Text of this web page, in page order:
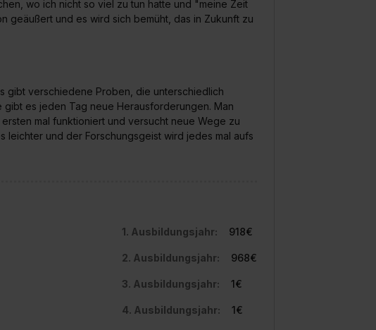
widerrufen. Weitere Informationen zu den einzelnen Cookies findest
Informationen:Datenschutzerklärung,Impressum
wo ich nicht so viel zu tun hatte und "meine Zeit
geäußert und es wird sich bemüht, das in Zukunft zu
gibt verschiedene Proben, die unterschiedlich
es jeden Tag neue Herausforderungen. Man
mal funktioniert und versucht neue Wege zu
leichter und der Forschungsgeist wird jedes mal aufs
1. Ausbildungsjahr: 918€
2. Ausbildungsjahr: 968€
3. Ausbildungsjahr: 1€
4. Ausbildungsjahr: 1€